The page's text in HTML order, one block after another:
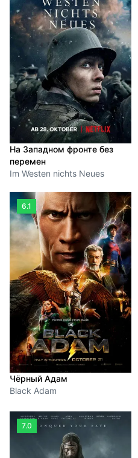
На Западном фронте без
перемен
Im Westen nichts Neues
6.1
Чёрный Адам
Black Adam
7.0